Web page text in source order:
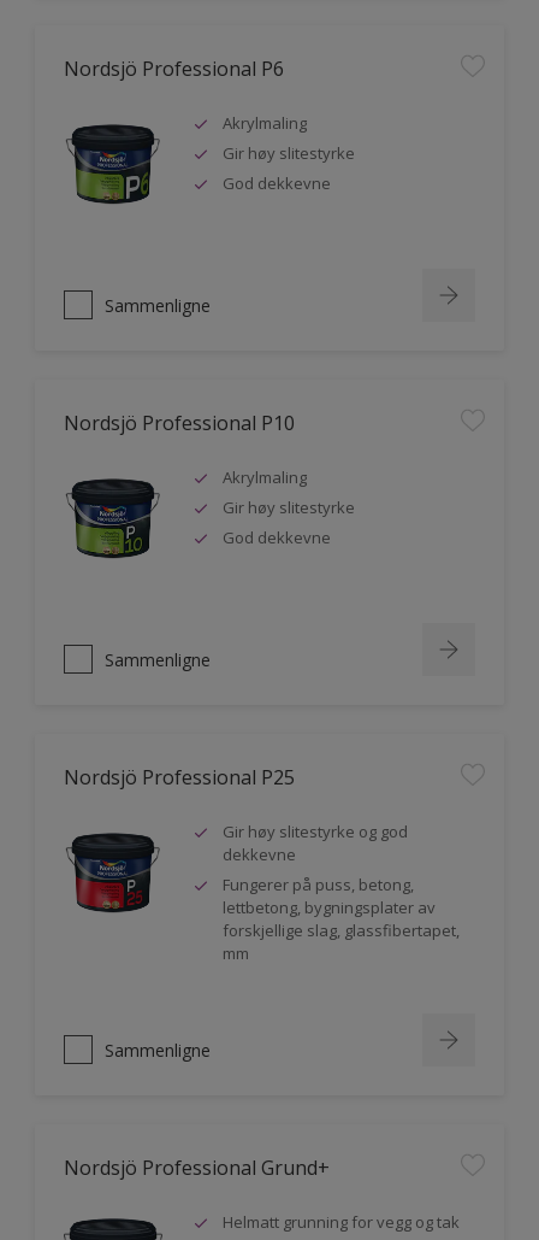
Nordsjö Professional P6
Akrylmaling
Gir høy slitestyrke
God dekkevne
Sammenligne
Nordsjö Professional P10
Akrylmaling
Gir høy slitestyrke
God dekkevne
Sammenligne
Nordsjö Professional P25
Gir høy slitestyrke og god
dekkevne
Fungerer på puss, betong,
lettbetong, bygningsplater av
forskjellige slag, glassfibertapet,
mm
Sammenligne
Nordsjö Professional Grund+
Helmatt grunning for vegg og tak